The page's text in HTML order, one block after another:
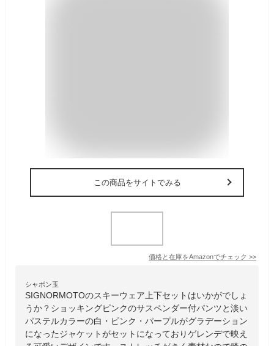
この商品をサイトでみる
価格と在庫をAmazonでチェック >>
シャボン玉
SIGNORMOTOのスキーウェア上下セットはいかがでしょ
うか？ショッキングピンクのサスペンダー付パンツと淡い
パステルカラーの白・ピンク・パープルがグラデーション
になったジャケットがセットになっておりゲレンデで映え